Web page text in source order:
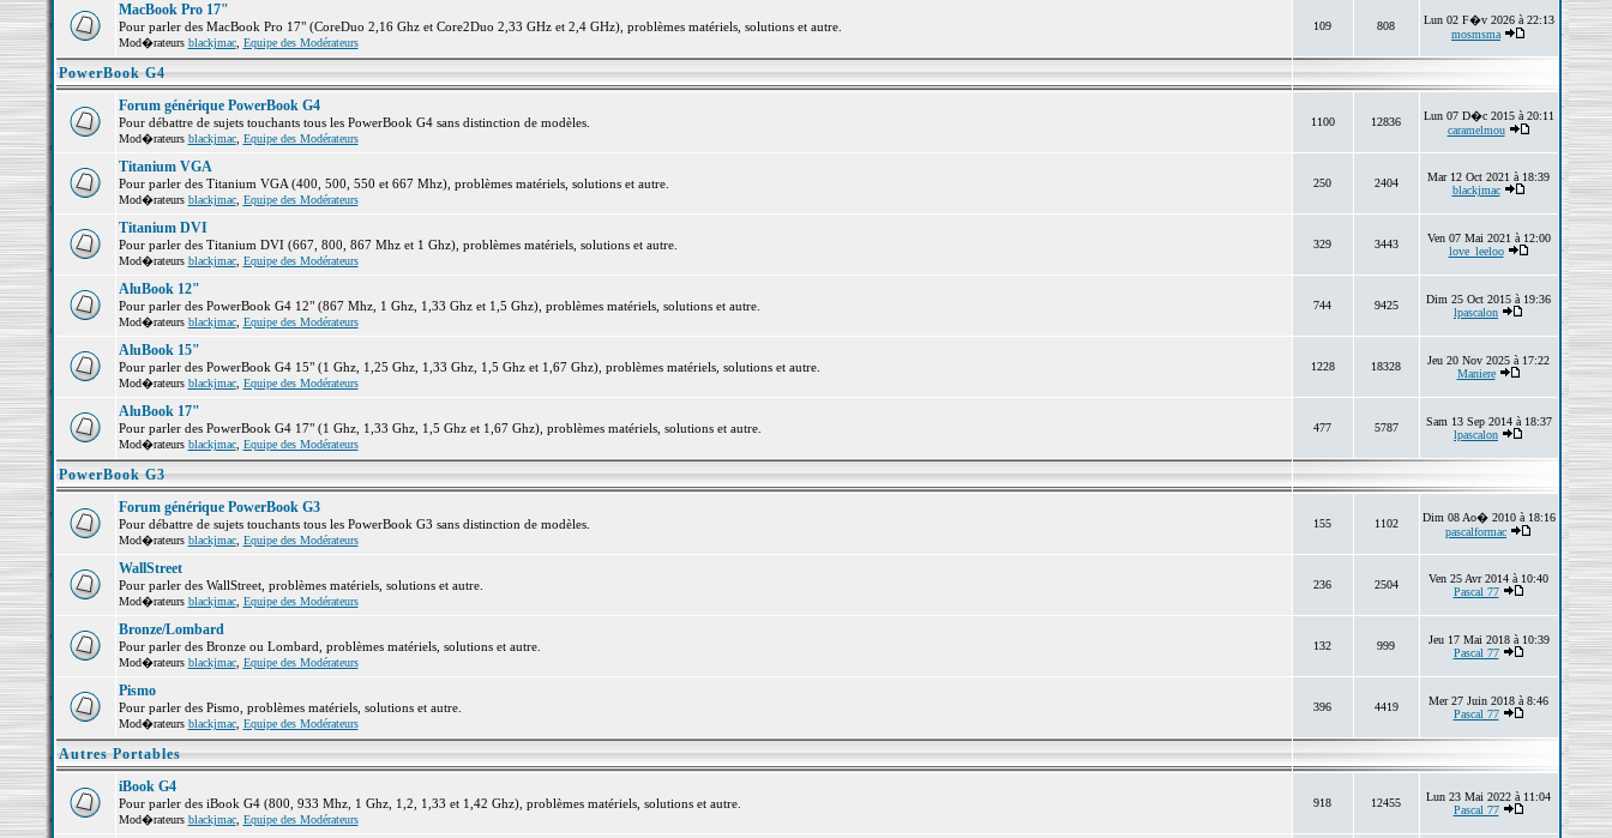
MacBook Pro 17"
Pour parler des MacBook Pro 17" (CoreDuo 2,16 Ghz et Core2Duo 2,33 GHz et 2,4 GHz), problèmes matériels, solutions et autre.
Mod�rateurs blackjmac, Equipe des Modérateurs
109 808
Lun 02 F�v 2026 à 22:13
mosmsma
PowerBook G4
Forum générique PowerBook G4
Pour débattre de sujets touchants tous les PowerBook G4 sans distinction de modèles.
Mod�rateurs blackjmac, Equipe des Modérateurs
1100 12836
Lun 07 D�c 2015 à 20:11
caramelmou
Titanium VGA
Pour parler des Titanium VGA (400, 500, 550 et 667 Mhz), problèmes matériels, solutions et autre.
Mod�rateurs blackjmac, Equipe des Modérateurs
250 2404
Mar 12 Oct 2021 à 18:39
blackjmac
Titanium DVI
Pour parler des Titanium DVI (667, 800, 867 Mhz et 1 Ghz), problèmes matériels, solutions et autre.
Mod�rateurs blackjmac, Equipe des Modérateurs
329 3443
Ven 07 Mai 2021 à 12:00
love_leeloo
AluBook 12"
Pour parler des PowerBook G4 12" (867 Mhz, 1 Ghz, 1,33 Ghz et 1,5 Ghz), problèmes matériels, solutions et autre.
Mod�rateurs blackjmac, Equipe des Modérateurs
744 9425
Dim 25 Oct 2015 à 19:36
lpascalon
AluBook 15"
Pour parler des PowerBook G4 15" (1 Ghz, 1,25 Ghz, 1,33 Ghz, 1,5 Ghz et 1,67 Ghz), problèmes matériels, solutions et autre.
Mod�rateurs blackjmac, Equipe des Modérateurs
1228 18328
Jeu 20 Nov 2025 à 17:22
Maniere
AluBook 17"
Pour parler des PowerBook G4 17" (1 Ghz, 1,33 Ghz, 1,5 Ghz et 1,67 Ghz), problèmes matériels, solutions et autre.
Mod�rateurs blackjmac, Equipe des Modérateurs
477 5787
Sam 13 Sep 2014 à 18:37
lpascalon
PowerBook G3
Forum générique PowerBook G3
Pour débattre de sujets touchants tous les PowerBook G3 sans distinction de modèles.
Mod�rateurs blackjmac, Equipe des Modérateurs
155 1102
Dim 08 Ao� 2010 à 18:16
pascalformac
WallStreet
Pour parler des WallStreet, problèmes matériels, solutions et autre.
Mod�rateurs blackjmac, Equipe des Modérateurs
236 2504
Ven 25 Avr 2014 à 10:40
Pascal 77
Bronze/Lombard
Pour parler des Bronze ou Lombard, problèmes matériels, solutions et autre.
Mod�rateurs blackjmac, Equipe des Modérateurs
132 999
Jeu 17 Mai 2018 à 10:39
Pascal 77
Pismo
Pour parler des Pismo, problèmes matériels, solutions et autre.
Mod�rateurs blackjmac, Equipe des Modérateurs
396 4419
Mer 27 Juin 2018 à 8:46
Pascal 77
Autres Portables
iBook G4
Pour parler des iBook G4 (800, 933 Mhz, 1 Ghz, 1,2, 1,33 et 1,42 Ghz), problèmes matériels, solutions et autre.
Mod�rateurs blackjmac, Equipe des Modérateurs
918 12455
Lun 23 Mai 2022 à 11:04
Pascal 77